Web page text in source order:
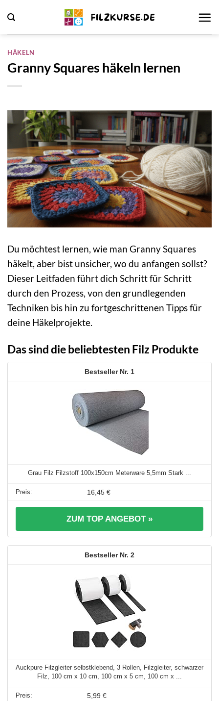
Inhalt
springen
HÄKELN
Granny Squares häkeln lernen
Du möchtest lernen, wie man Granny Squares
häkelt, aber bist unsicher, wo du anfangen sollst?
Dieser Leitfaden führt dich Schritt für Schritt
durch den Prozess, von den grundlegenden
Techniken bis hin zu fortgeschrittenen Tipps für
deine Häkelprojekte.
Das sind die beliebtesten Filz Produkte
1
Grau Filz Filzstoff 100x150cm Meterware 5,5mm Stark ...
16,45 €
ZUM TOP ANGEBOT »
2
Auckpure Filzgleiter selbstklebend, 3 Rollen, Filzgleiter, schwarzer
Filz, 100 cm x 10 cm, 100 cm x 5 cm, 100 cm x ...
5,99 €